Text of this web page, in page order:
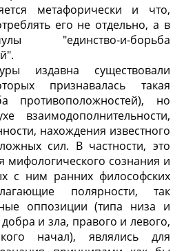
метафорически и что,
его не отдельно, а в
"единство-и-борьба
издавна существовали
признавалась такая
противоположностей), но
взаимодополнительности,
нахождения известного
сил. В частности, это
мифологического сознания и
с ним ранних философских
полярности, так
оппозиции (типа низа и
и зла, правого и левого,
начал), являлись для